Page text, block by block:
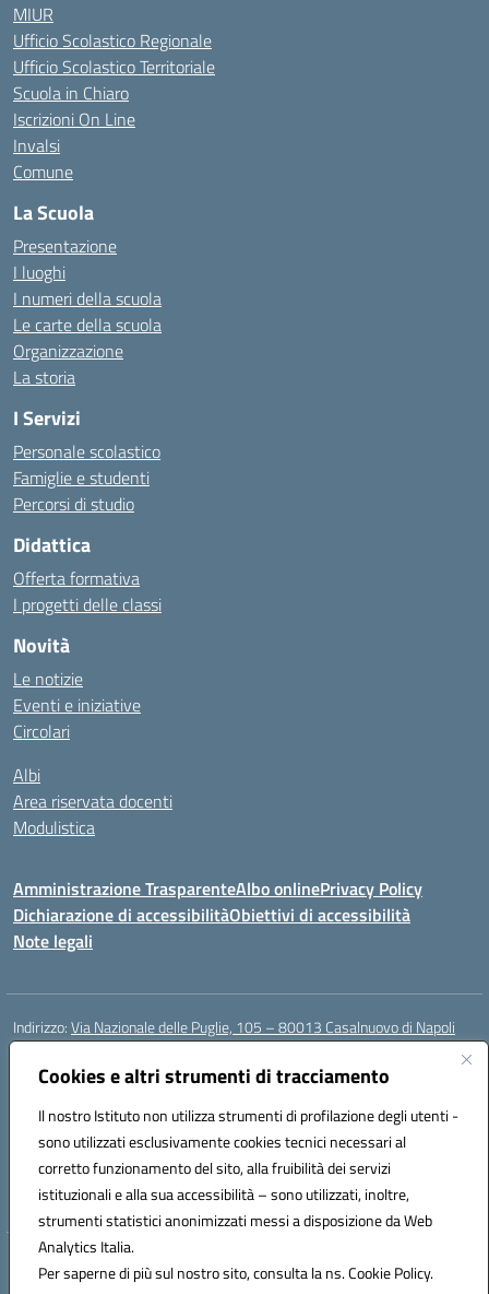
Cookies e altri strumenti di tracciamento
Il nostro Istituto non utilizza strumenti di profilazione degli utenti -
sono utilizzati esclusivamente cookies tecnici necessari al
corretto funzionamento del sito, alla fruibilità dei servizi
istituzionali e alla sua accessibilità – sono utilizzati, inoltre,
strumenti statistici anonimizzati messi a disposizione da Web
Analytics Italia.
Per saperne di più sul nostro sito, consulta la ns. Cookie Policy.
MIUR
Ufficio Scolastico Regionale
Ufficio Scolastico Territoriale
Scuola in Chiaro
Iscrizioni On Line
Invalsi
Comune
La Scuola
Presentazione
I luoghi
I numeri della scuola
Le carte della scuola
Organizzazione
La storia
I Servizi
Personale scolastico
Famiglie e studenti
Percorsi di studio
Didattica
Offerta formativa
I progetti delle classi
Novità
Le notizie
Eventi e iniziative
Circolari
Albi
Area riservata docenti
Modulistica
Amministrazione TrasparenteAlbo onlinePrivacy Policy
Dichiarazione di accessibilitàObiettivi di accessibilità
Note legali
Indirizzo:Via Nazionale delle Puglie, 105 – 80013 Casalnuovo di Napoli
Centralino:
Email:naee32300a@istruzione.it
Codice fiscale: 93007720639
Codice meccanografico:
NAEE32300A
Codice unico di fatturazione (CUF): UFDMFG
Hosting & Powered by 3D Solution S.r.l.